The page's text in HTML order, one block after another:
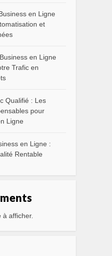
en Ligne
et
en Ligne
Trafic en
Qualifié : Les
pour
Ligne
en Ligne :
Rentable
afficher.